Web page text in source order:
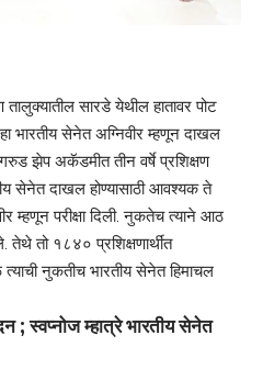
तालुक्यातील सारडेयेथील हातावर पोट
भारतीय सेनेत अग्निवीर म्हणून दाखल
झेप अकॅडमीत तीन वर्षे प्रशिक्षण
सेनेत दाखल होण्यासाठी आवश्यक ते
म्हणून परीक्षा दिली. नुकतेच त्याने आठ
तेथे तो १८४० प्रशिक्षणार्थींत
नुकतीच भारतीय सेनेत हिमाचल
स्वप्नोज म्हात्रे भारतीय सेनेत